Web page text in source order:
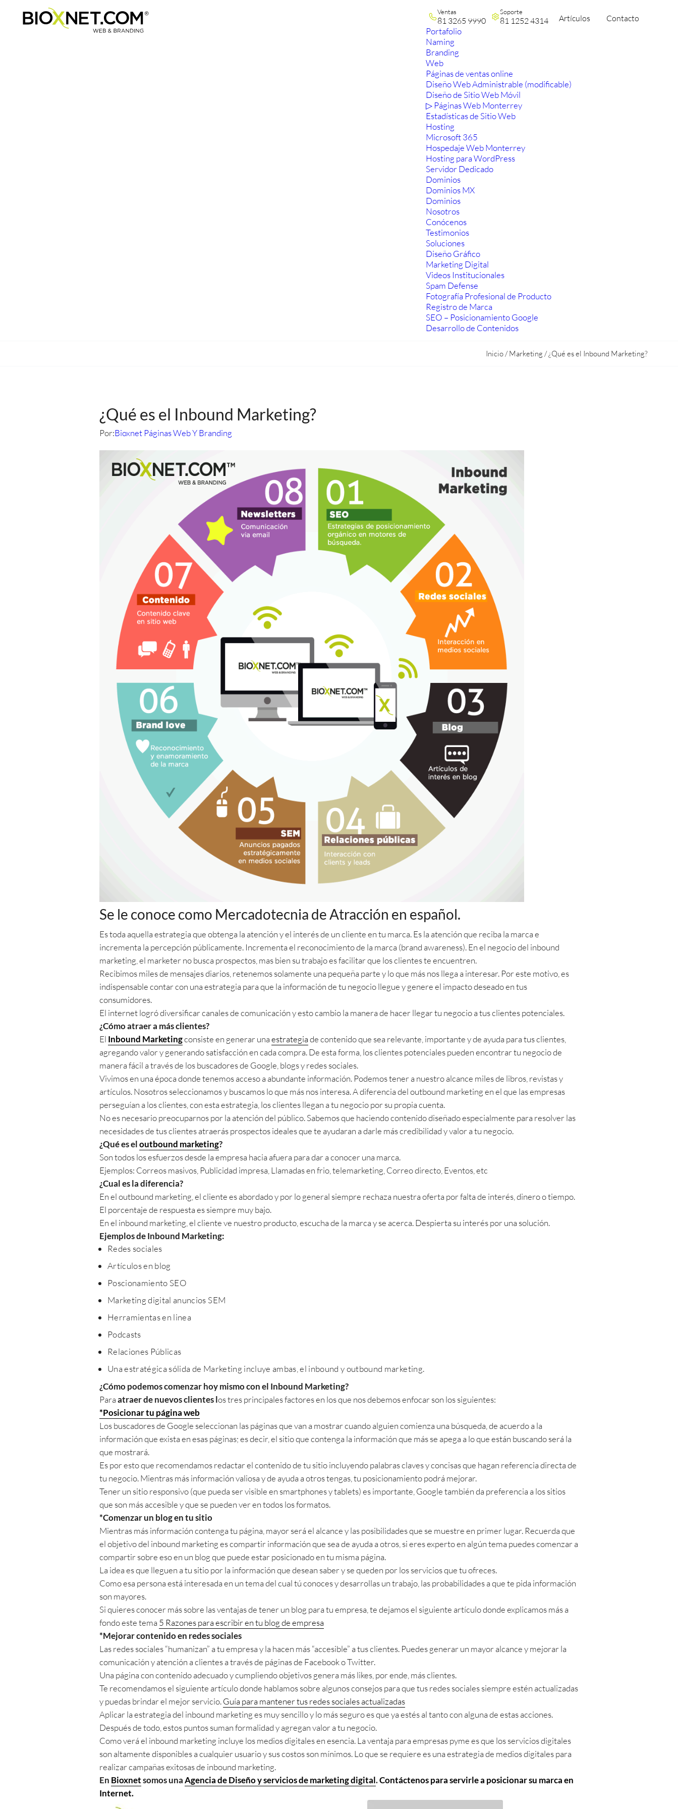
Ventas
81 3265 9990
Soporte
81 1252 4314 Artículos Contacto
Portafolio
Naming
Branding
Web
Páginas de ventas online
Diseño Web Administrable (modificable)
Diseño de Sitio Web Móvil
▷ Páginas Web Monterrey
Estadísticas de Sitio Web
Hosting
Microsoft 365
Hospedaje Web Monterrey
Hosting para WordPress
Servidor Dedicado
Dominios
Dominios MX
Dominios
Nosotros
Conócenos
Testimonios
Soluciones
Diseño Gráfico
Marketing Digital
Videos Institucionales
Spam Defense
Fotografía Profesional de Producto
Registro de Marca
SEO – Posicionamiento Google
Desarrollo de Contenidos
Inicio/Marketing /¿Qué es el Inbound Marketing?
¿Qué es el Inbound Marketing?
Por:Bioxnet Páginas Web Y Branding
Se le conoce como Mercadotecnia de Atracción en español.
Es toda aquella estrategia que obtenga la atención y el interés de un cliente en tu marca. Es la atención que reciba la marca e
incrementa la percepción públicamente. Incrementa el reconocimiento de la marca (brand awareness). En el negocio del inbound
marketing, el marketer no busca prospectos, mas bien su trabajo es facilitar que los clientes te encuentren.
Recibimos miles de mensajes diarios, retenemos solamente una pequeña parte y lo que más nos llega a interesar. Por este motivo, es
indispensable contar con una estrategia para que la información de tu negocio llegue y genere el impacto deseado en tus
consumidores.
El internet logró diversificar canales de comunicación y esto cambio la manera de hacer llegar tu negocio a tus clientes potenciales.
¿Cómo atraer a más clientes?
El Inbound Marketingconsiste en generar unaestrategiade contenido que sea relevante, importante y de ayuda para tus clientes,
agregando valor y generando satisfacción en cada compra. De esta forma, los clientes potenciales pueden encontrar tu negocio de
manera fácil a través de los buscadores de Google, blogs y redes sociales.
Vivimos en una época donde tenemos acceso a abundante información. Podemos tener a nuestro alcance miles de libros, revistas y
artículos. Nosotros seleccionamos y buscamos lo que más nos interesa. A diferencia del outbound marketing en el que las empresas
perseguían a los clientes, con esta estrategia, los clientes llegan a tu negocio por su propia cuenta.
No es necesario preocuparnos por la atención del público. Sabemos que haciendo contenido diseñado especialmente para resolver las
necesidades de tus clientes atraerás prospectos ideales que te ayudaran a darle más credibilidad y valor a tu negocio.
¿Qué es eloutbound marketing?
Son todos los esfuerzos desde la empresa hacia afuera para dar a conocer una marca.
Ejemplos: Correos masivos, Publicidad impresa, Llamadas en frio, telemarketing, Correo directo, Eventos, etc
¿Cual es la diferencia?
En el outbound marketing, el cliente es abordado y por lo general siempre rechaza nuestra oferta por falta de interés, dinero o tiempo.
El porcentaje de respuesta es siempre muy bajo.
En el inbound marketing, el cliente ve nuestro producto, escucha de la marca y se acerca. Despierta su interés por una solución.
Ejemplos de Inbound Marketing:
Redes sociales
Artículos en blog
Poscionamiento SEO
Marketing digital anuncios SEM
Herramientas en linea
Podcasts
Relaciones Públicas
Una estratégica sólida de Marketing incluye ambas, el inbound y outbound marketing.
¿Cómo podemos comenzar hoy mismo con el Inbound Marketing?
Paraatraer de nuevos clientes los tres principales factores en los que nos debemos enfocar son los siguientes:
*Posicionar tu página web
Los buscadores de Google seleccionan las páginas que van a mostrar cuando alguien comienza una búsqueda, de acuerdo a la
información que exista en esas páginas; es decir, el sitio que contenga la información que más se apega a lo que están buscando será la
que mostrará.
Es por esto que recomendamos redactar el contenido de tu sitio incluyendo palabras claves y concisas que hagan referencia directa de
tu negocio. Mientras más información valiosa y de ayuda a otros tengas, tu posicionamiento podrá mejorar.
Tener un sitio responsivo (que pueda ser visible en smartphones y tablets) es importante, Google también da preferencia a los sitios
que son más accesible y que se pueden ver en todos los formatos.
*Comenzar un blog en tu sitio
Mientras más información contenga tu página, mayor será el alcance y las posibilidades que se muestre en primer lugar. Recuerda que
el objetivo del inbound marketing es compartir información que sea de ayuda a otros, si eres experto en algún tema puedes comenzar a
compartir sobre eso en un blog que puede estar posicionado en tu misma página.
La idea es que lleguen a tu sitio por la información que desean saber y se queden por los servicios que tu ofreces.
Como esa persona está interesada en un tema del cual tú conoces y desarrollas un trabajo, las probabilidades a que te pida información
son mayores.
Si quieres conocer más sobre las ventajas de tener un blog para tu empresa, te dejamos el siguiente artículo donde explicamos más a
fondo este tema 5 Razones para escribir en tu blog de empresa
*Mejorar contenido en redes sociales
Las redes sociales “humanizan” a tu empresa y la hacen más “accesible” a tus clientes. Puedes generar un mayor alcance y mejorar la
comunicación y atención a clientes a través de páginas de Facebook o Twitter.
Una página con contenido adecuado y cumpliendo objetivos genera más likes, por ende, más clientes.
Te recomendamos el siguiente artículo donde hablamos sobre algunos consejos para que tus redes sociales siempre estén actualizadas
y puedas brindar el mejor servicio.Guía para mantener tus redes sociales actualizadas
Aplicar la estrategia del inbound marketing es muy sencillo y lo más seguro es que ya estés al tanto con alguna de estas acciones.
Después de todo, estos puntos suman formalidad y agregan valor a tu negocio.
Como verá el inbound marketing incluye los medios digitales en esencia. La ventaja para empresas pyme es que los servicios digitales
son altamente disponibles a cualquier usuario y sus costos son mínimos. Lo que se requiere es una estrategia de medios digitales para
realizar campañas exitosas de inbound marketing.
En Bioxnetsomos unaAgencia de Diseño y servicios de marketing digital.Contáctenos para servirle a posicionar su marca en
Internet.